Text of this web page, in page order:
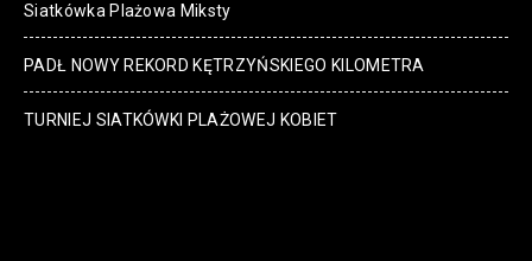
Siatkówka Plażowa Miksty
PADŁ NOWY REKORD KĘTRZYŃSKIEGO KILOMETRA
TURNIEJ SIATKÓWKI PLAŻOWEJ KOBIET